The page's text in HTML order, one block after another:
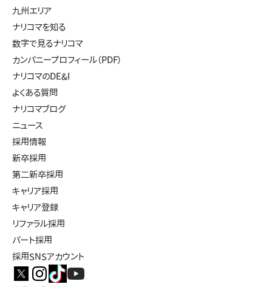
九州エリア
ナリコマを知る
数字で見るナリコマ
カンパニープロフィール（PDF）
ナリコマのDE&I
よくある質問
ナリコマブログ
ニュース
採用情報
新卒採用
第二新卒採用
キャリア採用
キャリア登録
リファラル採用
パート採用
採用SNSアカウント